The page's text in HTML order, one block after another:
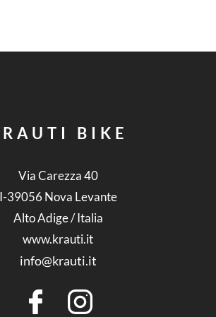
BIKE
Via Carezza 40
I-39056 Nova Levante
Alto Adige / Italia
www.krauti.it
info@krauti.it